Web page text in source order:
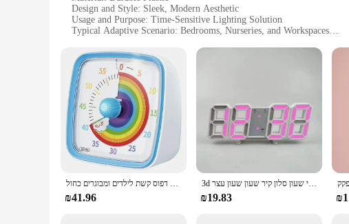
Design and Style: Sleek, Modern Aesthetic
Usage and Purpose: Time-Sensitive Lighting Solution
Typical Adaptive Scenario: Bedrooms, Nurseries, and Workspaces
Performance and Property: Energy-Efficient LED Technology
Parts and Accessories: Includes Built-in Timer Setting
Features:
**Versatile and Convenient Lighting Solution**
The Timer Setting Night Light is a versatile addition to any room,
ensuring your baby's nursery is illuminated just enough for nighttime
an ideal choice for both personal and commercial settings.
**Energy-Efficient and User-Friendly**
Efficiency meets convenience with the Timer Setting Night Light.
built-in timer setting allows you to program the light to turn on and
establish a consistent bedtime routine or maintain a relaxing
Whether you're a homeowner looking to enhance your living space
טיימר חזותי בן 60 דקות עם אור לילה, טיימר ספירה לאחור, טיימר פומודורו עם דפוס קשת לילדים ומבוגרים כחול
₪41.96
3d מיני-שעון קיר דיגיטלי שעון שעון שעון מעורר אלקטרוני שעון סלון קיר שעון שעון עצר
₪19.83